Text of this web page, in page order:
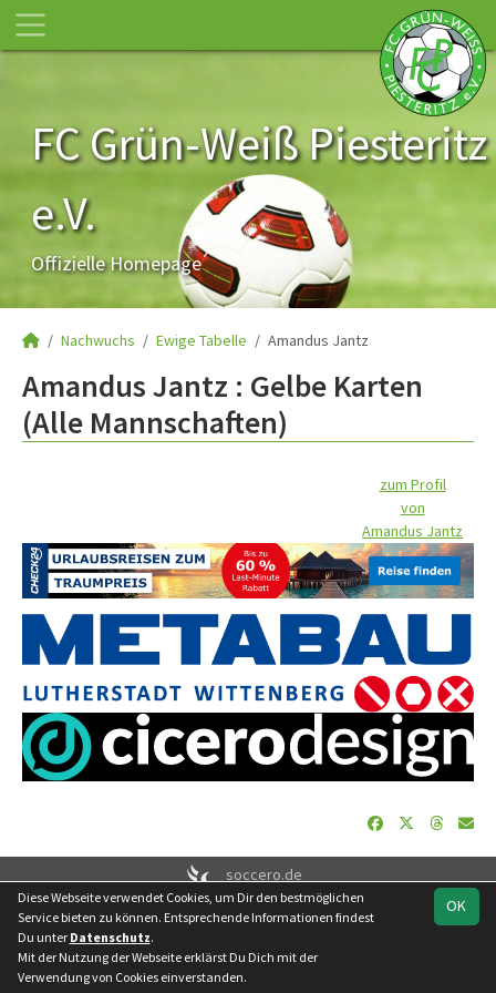
FC Grün-Weiß Piesteritz
e.V.
Offizielle Homepage
Nachwuchs Ewige Tabelle Amandus Jantz
Amandus Jantz : Gelbe Karten
(Alle Mannschaften)
zum Profil
von
Amandus Jantz
soccero.de
© 2006 - 2026
Besucherstatistik Geburtstage Impressum
Datenschutz
Kontakt
OK
Diese Webseite verwendet Cookies, um Dir den bestmöglichen
Service bieten zu können. Entsprechende Informationen findest
Du unter Datenschutz.
Mit der Nutzung der Webseite erklärst Du Dich mit der
Verwendung von Cookies einverstanden.